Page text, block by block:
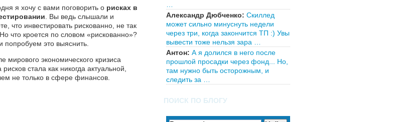
я хочу с вами поговорить о рисках в
. Вы ведь слышали и
что инвестировать рискованно, не так
что кроется по словом «рискованно»?
попробуем это выяснить.
мирового экономического кризиса
рисков стала как никогда актуальной,
не только в сфере финансов.
Александр Дюбченко: Скиллед
может сильно минуснуть недели
через три, когда закончится ТП :) Увы
вывести тоже нельзя зара …
Антон: А я долился в него после
прошлой просадки через фонд... Но,
там нужно быть осторожным, и
следить за …
ПОИСК ПО БЛОГУ